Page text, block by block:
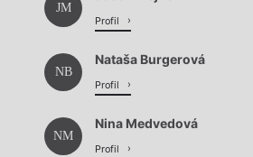
JM
Profil
NB
Nataša Burgerová
Profil
NM
Nina Medvedová
Profil